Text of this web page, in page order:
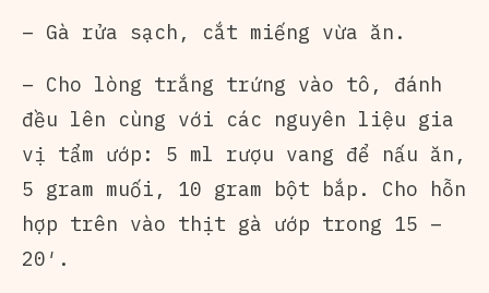
– Gà rửa sạch, cắt miếng vừa ăn.
– Cho lòng trắng trứng vào tô, đánh
đều lên cùng với các nguyên liệu gia
vị tẩm ướp: 5 ml rượu vang để nấu ăn,
5 gram muối, 10 gram bột bắp. Cho hỗn
hợp trên vào thịt gà ướp trong 15 –
20′.